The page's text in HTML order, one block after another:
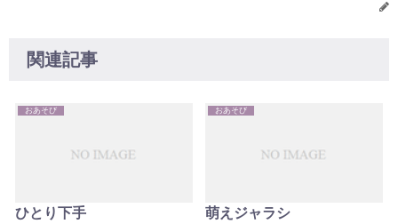
関連記事
おあそび
ひとり下手
おあそび
萌えジャラシ